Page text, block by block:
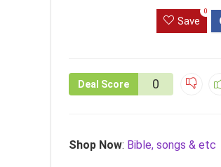
Save
0
Deal Score 0
Shop Now: Bible, songs & etc